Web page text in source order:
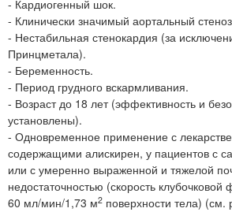
- Кардиогенный шок.
- Клинически значимый аортальный
- Нестабильная стенокардия (за
Принцметала).
- Беременность.
- Период грудного вскармливания.
- Возраст до 18 лет (эффективность и
установлены).
- Одновременное применение с
содержащими алискирен, у пациентов с
или с умеренно выраженной и тяжелой
недостаточностью (скорость
60 мл/мин/1,73 м2 поверхности тела) (см.